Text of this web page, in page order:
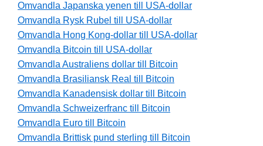
Omvandla Japanska yenen till USA-dollar
Omvandla Rysk Rubel till USA-dollar
Omvandla Hong Kong-dollar till USA-dollar
Omvandla Bitcoin till USA-dollar
Omvandla Australiens dollar till Bitcoin
Omvandla Brasiliansk Real till Bitcoin
Omvandla Kanadensisk dollar till Bitcoin
Omvandla Schweizerfranc till Bitcoin
Omvandla Euro till Bitcoin
Omvandla Brittisk pund sterling till Bitcoin